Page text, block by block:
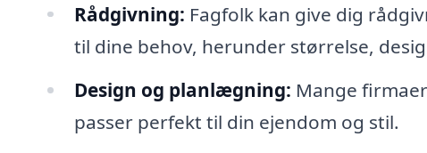
Rådgivning: Fagfolk kan give dig
til dine behov, herunder størrelse,
Design og planlægning: Mange
passer perfekt til din ejendom og stil.